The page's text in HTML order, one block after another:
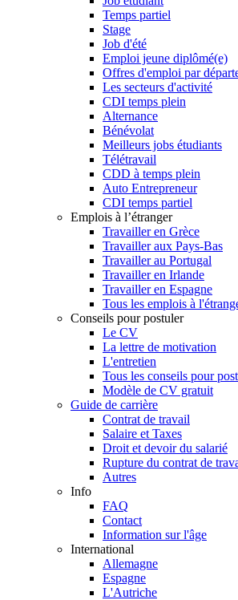
Temps partiel
Stage
Job d'été
Emploi jeune diplômé(e)
Offres d'emploi par
Les secteurs d'activité
CDI temps plein
Alternance
Bénévolat
Meilleurs jobs étudiants
Télétravail
CDD à temps plein
Auto Entrepreneur
CDI temps partiel
Emplois à l’étranger
Travailler en Grèce
Travailler aux Pays-Bas
Travailler au Portugal
Travailler en Irlande
Travailler en Espagne
Tous les emplois à
Conseils pour postuler
Le CV
La lettre de motivation
L'entretien
Tous les conseils pour
Modèle de CV gratuit
Guide de carrière
Contrat de travail
Salaire et Taxes
Droit et devoir du salarié
Rupture du contrat de
Autres
Info
FAQ
Contact
Information sur l'âge
International
Allemagne
Espagne
L'Autriche